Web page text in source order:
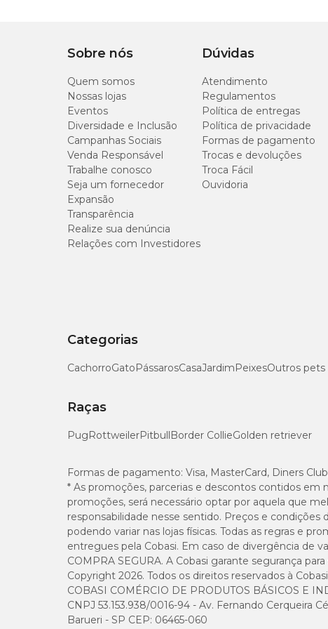
Trava de
Manual
Fixação Pressão
Tipo de produto Grade para porta
Indicação deal para delimitar
Componentes
Material
Aço carbono, esmaltado com tinta epox, ponteiras em PP,
Sobre nós
Quem somos
Nossas lojas
Eventos
Diversidade e Inclusão
Campanhas Sociais
Venda Responsável
Trabalhe conosco
Seja um fornecedor
Expansão
Transparência
Realize sua denúncia
Relações com Investidores
Dúvidas
Atendimento
Regulamentos
Política de entregas
Política de privacidade
Formas de pagamento
Trocas e devoluções
Troca Fácil
Ouvidoria
Categorias
CachorroGatoPássarosCasaJardimPeixesOutros pets
Raças
PugRottweilerPitbullBorder CollieGolden retriever
Formas de pagamento: Visa, MasterCard, Diners
* As promoções, parcerias e descontos contidos em
promoções, será necessário optar por aquela que
responsabilidade nesse sentido. Preços e
podendo variar nas lojas físicas. Todas as regras e
entregues pela Cobasi. Em caso de divergência de
COMPRA SEGURA. A Cobasi garante segurança
Copyright 2026. Todos os direitos reservados à
COBASI COMÉRCIO DE PRODUTOS BÁSICOS E
CNPJ 53.153.938/0016-94 - Av. Fernando Cerqueira
Barueri - SP CEP: 06465-060